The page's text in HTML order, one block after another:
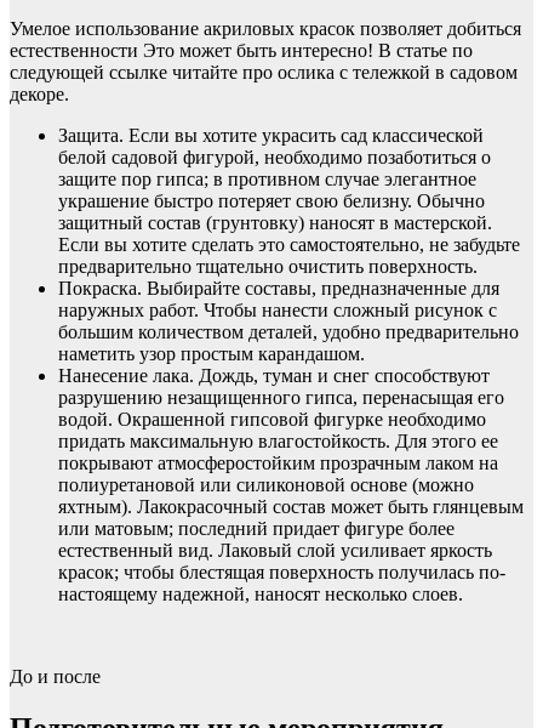
Умелое использование акриловых красок позволяет добиться
естественности Это может быть интересно! В статье по
следующей ссылке читайте про ослика с тележкой в садовом
декоре.
Защита. Если вы хотите украсить сад классической
белой садовой фигурой, необходимо позаботиться о
защите пор гипса; в противном случае элегантное
украшение быстро потеряет свою белизну. Обычно
защитный состав (грунтовку) наносят в мастерской.
Если вы хотите сделать это самостоятельно, не забудьте
предварительно тщательно очистить поверхность.
Покраска. Выбирайте составы, предназначенные для
наружных работ. Чтобы нанести сложный рисунок с
большим количеством деталей, удобно предварительно
наметить узор простым карандашом.
Нанесение лака. Дождь, туман и снег способствуют
разрушению незащищенного гипса, перенасыщая его
водой. Окрашенной гипсовой фигурке необходимо
придать максимальную влагостойкость. Для этого ее
покрывают атмосферостойким прозрачным лаком на
полиуретановой или силиконовой основе (можно
яхтным). Лакокрасочный состав может быть глянцевым
или матовым; последний придает фигуре более
естественный вид. Лаковый слой усиливает яркость
красок; чтобы блестящая поверхность получилась по-
настоящему надежной, наносят несколько слоев.
До и после